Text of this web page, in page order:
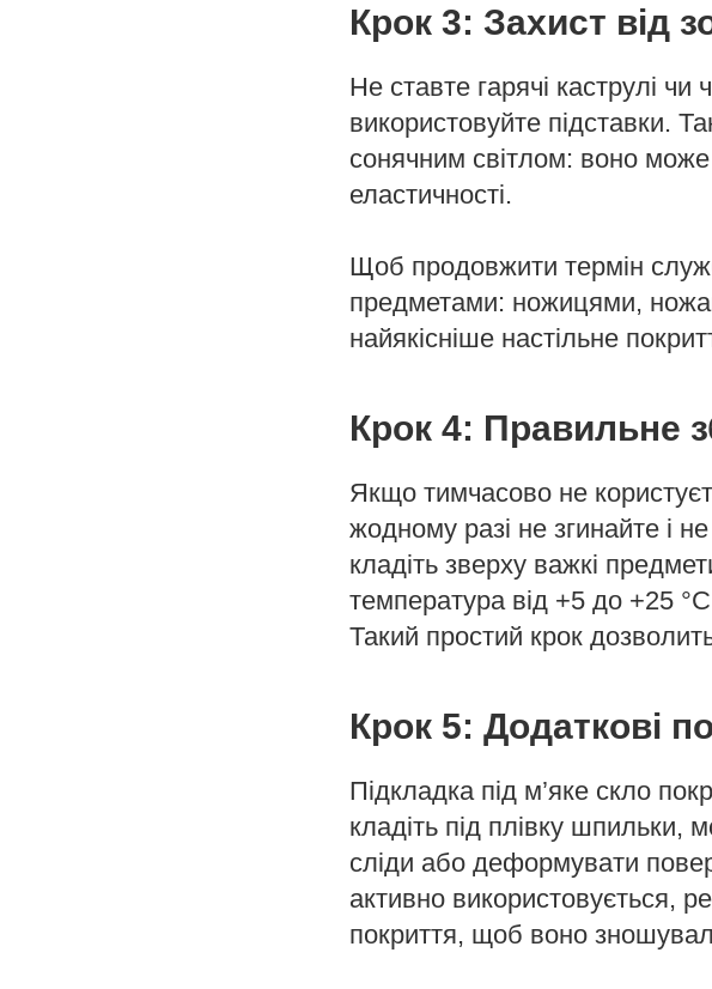
Крок 3: Захист від
Не ставте гарячі каструлі
використовуйте підставки.
сонячним світлом: воно може
еластичності.
Щоб продовжити термін
предметами: ножицями,
найякісніше настільне
Крок 4: Правильне
Якщо тимчасово не
жодному разі не згинайте і
кладіть зверху важкі
температура від +5 до +25
Такий простий крок
Крок 5: Додаткові
Підкладка під м’яке скло
кладіть під плівку
сліди або деформувати
активно використовується,
покриття, щоб воно